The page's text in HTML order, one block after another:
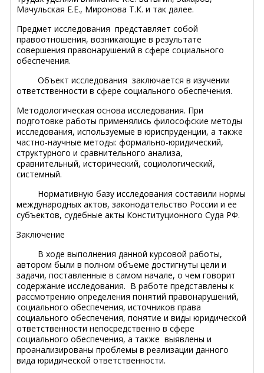
Мачульская Е.Е., Миронова Т.К. и так далее.
Предмет исследования представляет собой
правоотношения, возникающие в результате
совершения правонарушений в сфере социального
обеспечения.
Объект исследования заключается в изучении
ответственности в сфере социального обеспечения.
Методологическая основа исследования. При
подготовке работы применялись философские методы
исследования, используемые в юриспруденции, а также
частно-научные методы: формально-юридический,
структурного и сравнительного анализа,
сравнительный, исторический, социологический,
системный.
Нормативную базу исследования составили нормы
международных актов, законодательство России и ее
субъектов, судебные акты Конституционного Суда РФ.
Заключение
В ходе выполнения данной курсовой работы,
автором были в полном объеме достигнуты цели и
задачи, поставленные в самом начале, о чем говорит
содержание исследования. В работе представлены к
рассмотрению определения понятий правонарушений,
социального обеспечения, источников права
социального обеспечения, понятие и виды юридической
ответственности непосредственно в сфере
социального обеспечения, а также выявлены и
проанализированы проблемы в реализации данного
вида юридической ответственности.